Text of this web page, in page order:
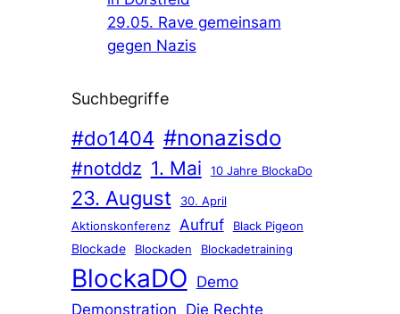
29.05. Rave gemeinsam
gegen Nazis
Suchbegriffe
#do1404 #nonazisdo
#notddz 1. Mai 10 Jahre BlockaDo
23. August
30. April
Aktionskonferenz
Aufruf Black Pigeon
Blockade Blockaden Blockadetraining
BlockaDO Demo
Demonstration Die Rechte